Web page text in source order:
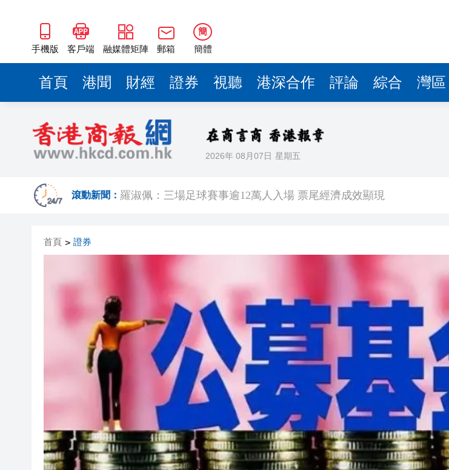
手機版 客戶端 融媒體矩陣 郵箱
簡
簡體
首頁 港聞 財經 證券 視聽 港深合作 評論 綜合 灣區
2026年 08月07日 星期五
滾動新聞： 羅淑佩：三場足球賽事逾12萬人入場 票尾經濟成效顯現
社署籲市民提防偽冒社署通訊程式賬戶
李家超：鼓勵保險業開發跨境產品 便利灣區居民
車路士主帥星將粉嶺揮桿 為香港行畫圓滿句號
首頁 > 證券